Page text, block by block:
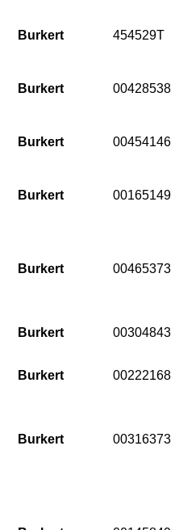
Burkert 454529T
Burkert 00428538
Burkert 00454146
Burkert 00165149
Burkert 00465373
Burkert 00304843
Burkert 00222168
Burkert 00316373